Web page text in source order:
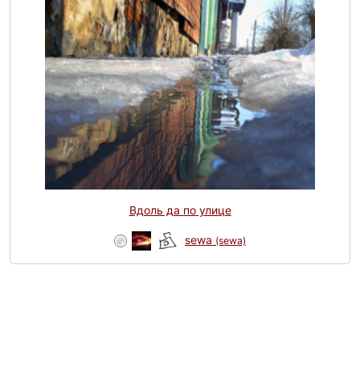
Вдоль да по улице
sewa (sewa)